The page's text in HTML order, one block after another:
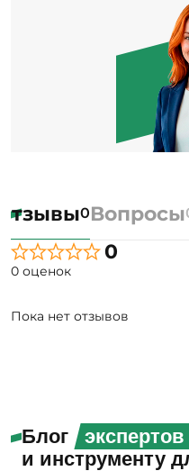
0Вопросы
0
0 оценок
Пока нет отзывов
Блог экспертов
и инструменту